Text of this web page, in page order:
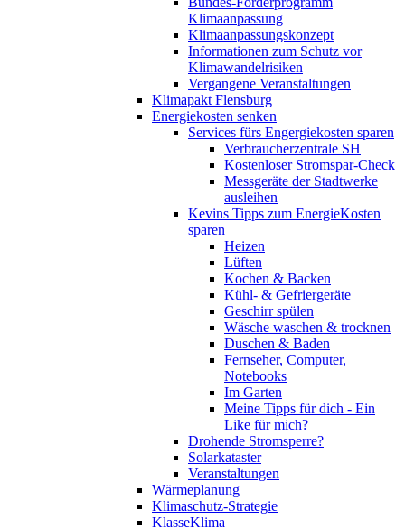
Klimaanpassung
Klimaanpassungskonzept
Informationen zum Schutz vor
Klimawandelrisiken
Vergangene Veranstaltungen
Klimapakt Flensburg
Energiekosten senken
Services fürs Engergiekosten sparen
Verbraucherzentrale SH
Kostenloser Stromspar-Check
Messgeräte der Stadtwerke
ausleihen
Kevins Tipps zum EnergieKosten
sparen
Heizen
Lüften
Kochen & Backen
Kühl- & Gefriergeräte
Geschirr spülen
Wäsche waschen & trocknen
Duschen & Baden
Fernseher, Computer,
Notebooks
Im Garten
Meine Tipps für dich - Ein
Like für mich?
Drohende Stromsperre?
Solarkataster
Veranstaltungen
Wärmeplanung
Klimaschutz-Strategie
KlasseKlima